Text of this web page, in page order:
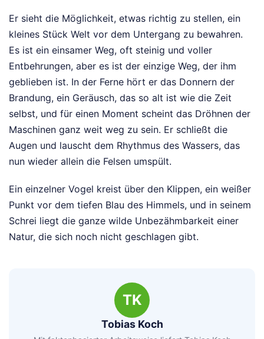
Er sieht die Möglichkeit, etwas richtig zu stellen, ein
kleines Stück Welt vor dem Untergang zu bewahren.
Es ist ein einsamer Weg, oft steinig und voller
Entbehrungen, aber es ist der einzige Weg, der ihm
geblieben ist. In der Ferne hört er das Donnern der
Brandung, ein Geräusch, das so alt ist wie die Zeit
selbst, und für einen Moment scheint das Dröhnen der
Maschinen ganz weit weg zu sein. Er schließt die
Augen und lauscht dem Rhythmus des Wassers, das
nun wieder allein die Felsen umspült.
Ein einzelner Vogel kreist über den Klippen, ein weißer
Punkt vor dem tiefen Blau des Himmels, und in seinem
Schrei liegt die ganze wilde Unbezähmbarkeit einer
Natur, die sich noch nicht geschlagen gibt.
TK
Tobias Koch